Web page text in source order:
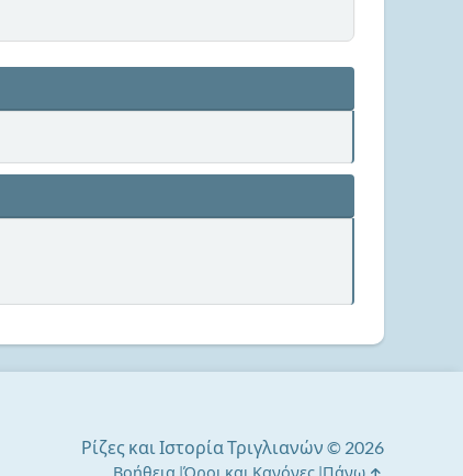
Ρίζες και Ιστορία Τριγλιανών © 2026
Βοήθεια Όροι και Κανόνες Πάνω